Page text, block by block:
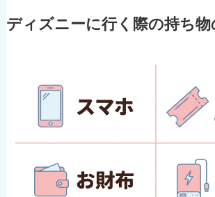
ディズニーに行く際の持ち物